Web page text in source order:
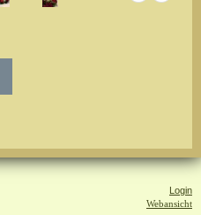
Login
Webansicht